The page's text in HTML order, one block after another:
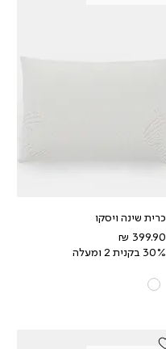
כרית שינה ויסקו
מחיר
30% בקנית 2 ומעלה